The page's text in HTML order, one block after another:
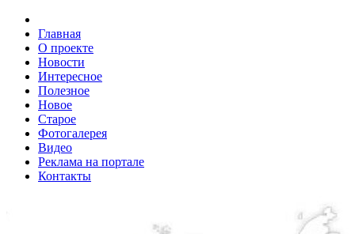
Главная
О проекте
Новости
Интересное
Полезное
Новое
Старое
Фотогалерея
Видео
Реклама на портале
Контакты